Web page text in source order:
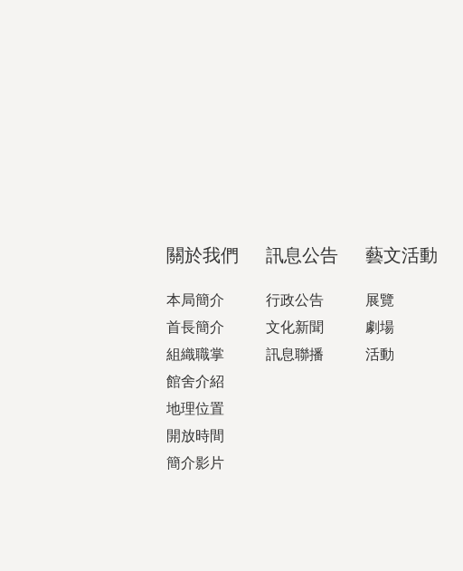
關於我們
本局簡介
首長簡介
組織職掌
館舍介紹
地理位置
開放時間
簡介影片
訊息公告
行政公告
文化新聞
訊息聯播
藝文活動
展覽
劇場
活動